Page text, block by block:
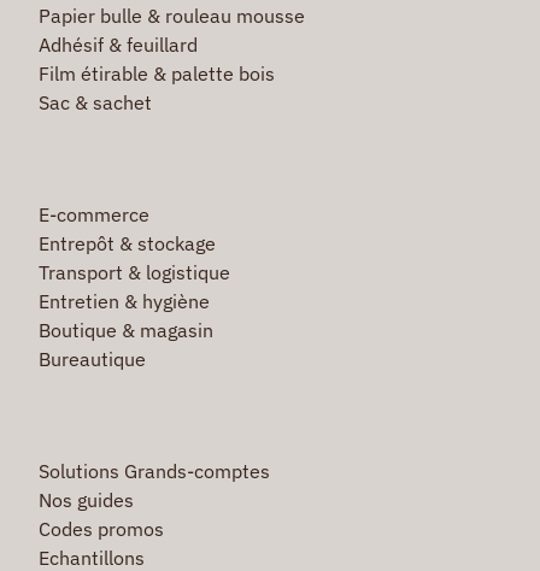
Papier bulle & rouleau mousse
Adhésif & feuillard
Film étirable & palette bois
Sac & sachet
E-commerce
Entrepôt & stockage
Transport & logistique
Entretien & hygiène
Boutique & magasin
Bureautique
Solutions Grands-comptes
Nos guides
Codes promos
Echantillons